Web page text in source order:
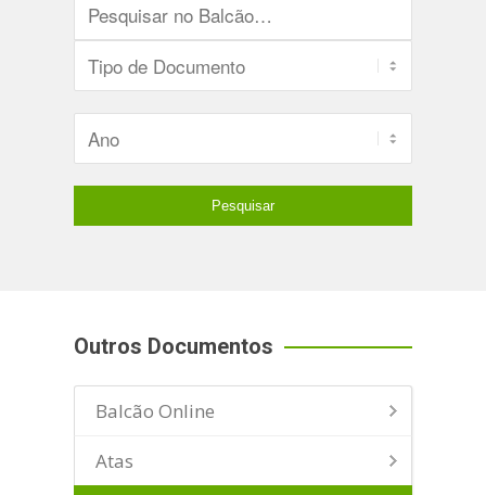
Outros Documentos
Balcão Online
Atas